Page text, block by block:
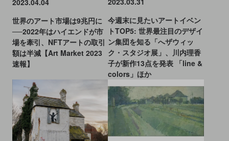
世界のアート市場は9兆円に
──2022年はハイエンドが市
場を牽引、NFTアートの取引
額は半減【Art Market 2023
速報】
今週末に見たいアートイベン
トTOP5: 世界最注目のデザイ
ン集団を知る「へザウィッ
ク・スタジオ展」、川内理香
子が新作13点を発表 「line &
colors」ほか